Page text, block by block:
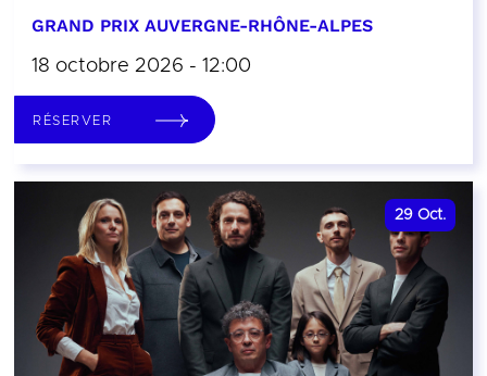
GRAND PRIX AUVERGNE-RHÔNE-ALPES
18 octobre 2026 - 12:00
RÉSERVER
29 Oct.